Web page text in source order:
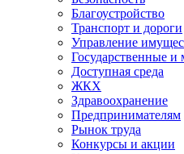
Благоустройство
Транспорт и дороги
Управление
Государственные
Доступная среда
ЖКХ
Здравоохранение
Предпринимателям
Рынок труда
Конкурсы и акции